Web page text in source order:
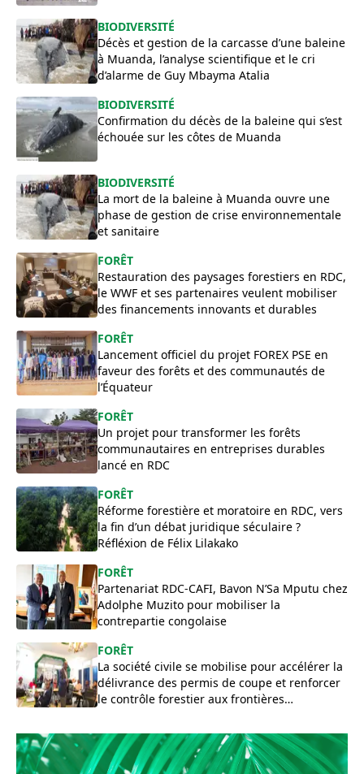
BIODIVERSITÉ
Décès et gestion de la carcasse d’une baleine
à Muanda, l’analyse scientifique et le cri
d’alarme de Guy Mbayma Atalia
BIODIVERSITÉ
Confirmation du décès de la baleine qui s’est
échouée sur les côtes de Muanda
BIODIVERSITÉ
La mort de la baleine à Muanda ouvre une
phase de gestion de crise environnementale
et sanitaire
FORÊT
Restauration des paysages forestiers en RDC,
le WWF et ses partenaires veulent mobiliser
des financements innovants et durables
FORÊT
Lancement officiel du projet FOREX PSE en
faveur des forêts et des communautés de
l’Équateur
FORÊT
Un projet pour transformer les forêts
communautaires en entreprises durables
lancé en RDC
FORÊT
Réforme forestière et moratoire en RDC, vers
la fin d’un débat juridique séculaire ?
Réfléxion de Félix Lilakako
FORÊT
Partenariat RDC-CAFI, Bavon N’Sa Mputu chez
Adolphe Muzito pour mobiliser la
contrepartie congolaise
FORÊT
La société civile se mobilise pour accélérer la
délivrance des permis de coupe et renforcer
le contrôle forestier aux frontières